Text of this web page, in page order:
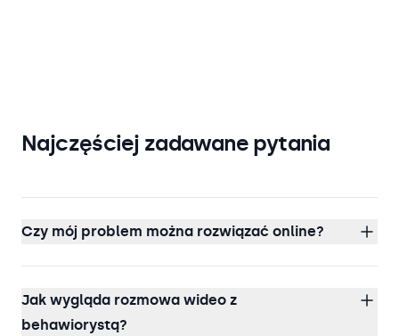
Najczęściej zadawane pytania
Czy mój problem można rozwiązać online?
Jak wygląda rozmowa wideo z
behawiorystą?